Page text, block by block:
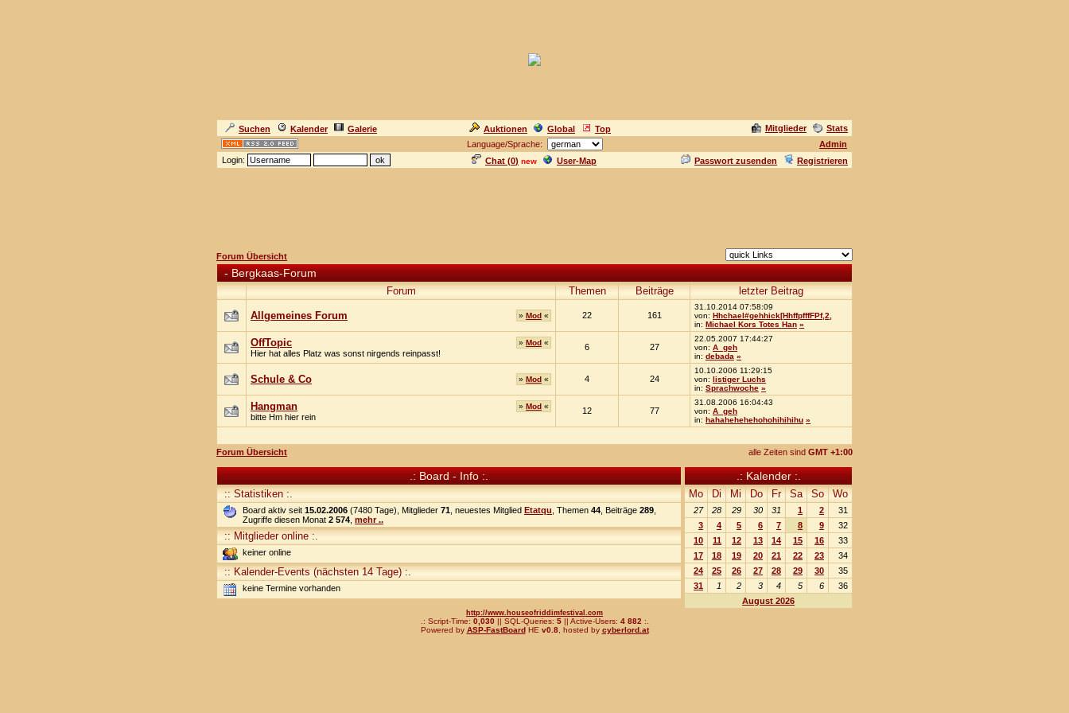
Suchen Kalender Galerie Auktionen Global Top Mitglieder
Stats
Language/Sprache:
Admin
Login:
Chat (0) new User-Map Passwort zusenden Registrieren
Forum Übersicht
- Bergkaas-Forum
Forum Themen Beiträge letzter Beitrag
» Mod «
Allgemeines Forum 22 161
31.10.2014 07:58:09
von: Hhchael#gehhick[HhffpfffFPf,2,
in: Michael Kors Totes Han »
» Mod «
OffTopic
Hier hat alles Platz was sonst nirgends reinpasst!
6 27
22.05.2007 17:44:27
von: A_geh
in: debada »
» Mod «
Schule & Co 4 24
10.10.2006 11:29:15
von: listiger Luchs
in: Sprachwoche »
» Mod «
Hangman
bitte Hm hier rein
12 77
31.08.2006 16:04:43
von: A_geh
in: hahahehehehohohihihihu »
Forum Übersicht alle Zeiten sind GMT +1:00
.: Board - Info :.
:: Statistiken :.
Board aktiv seit 15.02.2006 (7480 Tage), Mitglieder 71 , neuestes Mitglied Etatqu , Themen 44 , Beiträge 289
Zugriffe diesen Monat 2 574 mehr ..
:: Mitglieder online :.
keiner online
:: Kalender-Events (nächsten 14 Tage) :.
keine Termine vorhanden
.: Kalender :.
Mo Di Mi Do Fr Sa So Wo
27 28 29 30 31 1 2
31
3
4 5 6 7 8 9
32
10
11 12 13 14 15 16
33
17
18 19 20 21 22 23
34
24
25 26 27 28 29 30
35
31
1 2 3 4 5 6
36
August 2026
http://www.houseofriddimfestival.com
.: Script-Time: 0,030|| SQL-Queries: 5|| Active-Users: 4 882 :.
Powered by ASP-FastBoardHE v0.8, hosted by cyberlord.at